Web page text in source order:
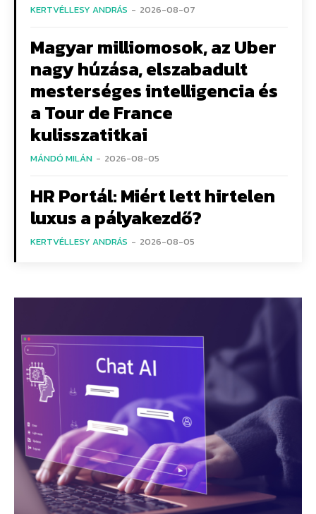
KERTVÉLLESY ANDRÁS - 2026-08-07
Magyar milliomosok, az Uber
nagy húzása, elszabadult
mesterséges intelligencia és
a Tour de France
kulisszatitkai
MÁNDÓ MILÁN - 2026-08-05
HR Portál: Miért lett hirtelen
luxus a pályakezdő?
KERTVÉLLESY ANDRÁS - 2026-08-05